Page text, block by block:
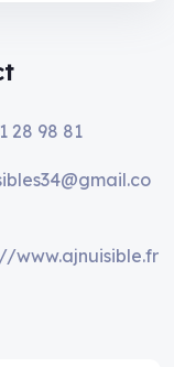
28 98 81
www.ajnuisible.fr